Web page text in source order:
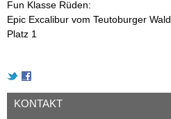
Fun Klasse Rüden:
Epic Excalibur vom Teutoburger Wald
Platz 1
KONTAKT